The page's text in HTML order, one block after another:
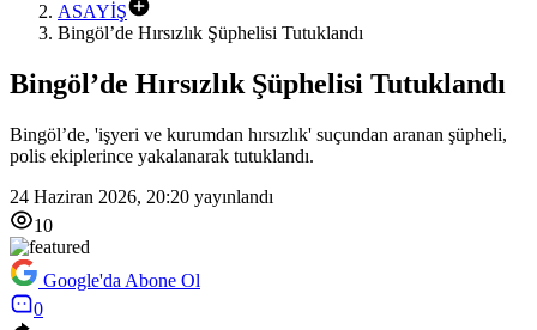
ASAYİŞ
Bingöl’de Hırsızlık Şüphelisi Tutuklandı
Bingöl’de Hırsızlık Şüphelisi Tutuklandı
Bingöl’de, 'işyeri ve kurumdan hırsızlık' suçundan aranan şüpheli,
polis ekiplerince yakalanarak tutuklandı.
24 Haziran 2026, 20:20 yayınlandı
10
Google'da Abone Ol
0